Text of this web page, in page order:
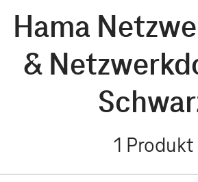
Hama
&
1 Produkt